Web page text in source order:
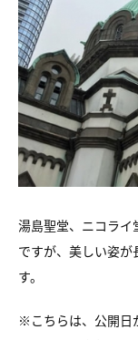
湯島聖堂、ニコライ
ですが、美しい姿
す。
※こちらは、公開日